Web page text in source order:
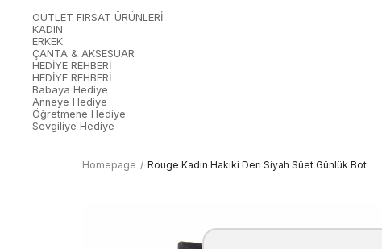
OUTLET FIRSAT ÜRÜNLERİ
KADIN
ERKEK
ÇANTA & AKSESUAR
HEDİYE REHBERİ
HEDİYE REHBERİ
Babaya Hediye
Anneye Hediye
Öğretmene Hediye
Sevgiliye Hediye
Homepage Rouge Kadın Hakiki Deri Siyah Süet Günlük Bot